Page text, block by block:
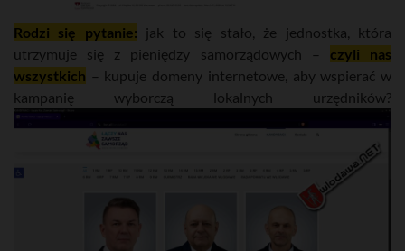
Rodzi się pytanie: jak to się stało, że jednostka, która
utrzymuje się z pieniędzy samorządowych – czyli nas
wszystkich – kupuje domeny internetowe, aby wspierać w
kampanię wyborczą lokalnych urzędników?